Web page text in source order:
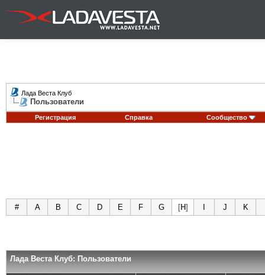
Лада Веста Клуб
Пользователи
Регистрация Справка Сообщество
# A B C D E F G [H] J K
Лада Веста Клуб: Пользователи